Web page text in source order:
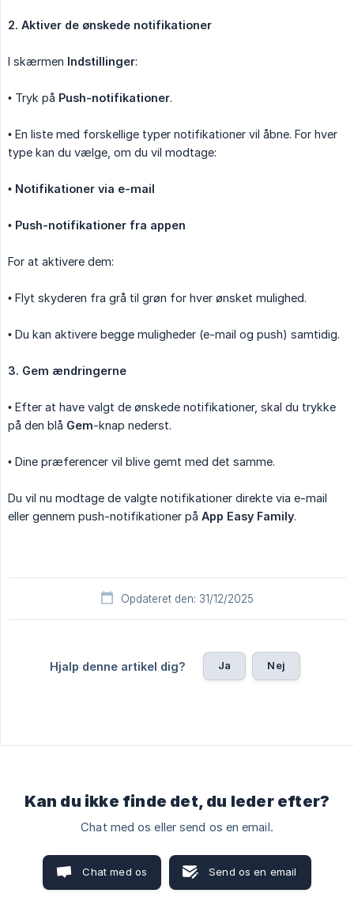
2. Aktiver de ønskede notifikationer
I skærmen Indstillinger:
• Tryk på Push-notifikationer.
• En liste med forskellige typer notifikationer vil åbne. For hver
type kan du vælge, om du vil modtage:
• Notifikationer via e-mail
• Push-notifikationer fra appen
For at aktivere dem:
• Flyt skyderen fra grå til grøn for hver ønsket mulighed.
• Du kan aktivere begge muligheder (e-mail og push) samtidig.
3. Gem ændringerne
• Efter at have valgt de ønskede notifikationer, skal du trykke
på den blå Gem-knap nederst.
• Dine præferencer vil blive gemt med det samme.
Du vil nu modtage de valgte notifikationer direkte via e-mail
eller gennem push-notifikationer på App Easy Family.
Opdateret den: 31/12/2025
Hjalp denne artikel dig? Ja Nej
Kan du ikke finde det, du leder efter?
Chat med os eller send os en email.
Chat med os Send os en email